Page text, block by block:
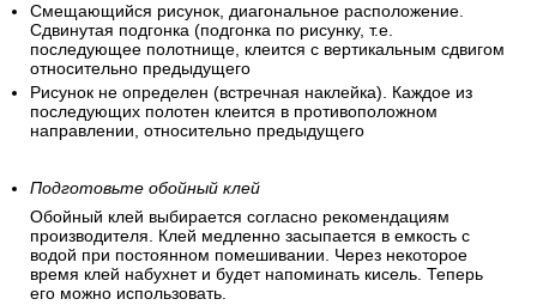
Смещающийся рисунок, диагональное расположение.
Сдвинутая подгонка (подгонка по рисунку, т.е.
последующее полотнище, клеится с вертикальным сдвигом
относительно предыдущего
Рисунок не определен (встречная наклейка). Каждое из
последующих полотен клеится в противоположном
направлении, относительно предыдущего
Подготовьте обойный клей
Обойный клей выбирается согласно рекомендациям
производителя. Клей медленно засыпается в емкость с
водой при постоянном помешивании. Через некоторое
время клей набухнет и будет напоминать кисель. Теперь
его можно использовать.